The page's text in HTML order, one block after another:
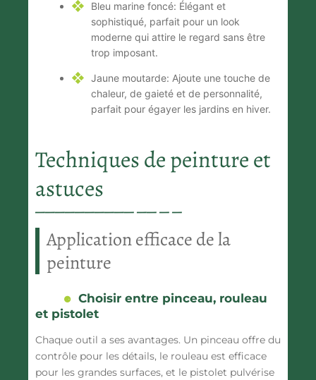
Bleu marine foncé: Élégant et
sophistiqué, parfait pour un look
moderne qui attire le regard sans être
trop imposant.
Jaune moutarde: Ajoute une touche de
chaleur, de gaieté et de personnalité,
parfait pour égayer les jardins en hiver.
Techniques de peinture et
astuces
Application efficace de la
peinture
Choisir entre pinceau, rouleau
et pistolet
Chaque outil a ses avantages. Un pinceau offre du
contrôle pour les détails, le rouleau est efficace
pour les grandes surfaces, et le pistolet pulvérise